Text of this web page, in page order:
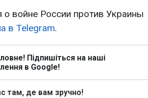
войне России против Украины
в Telegram.
Підпишіться на наші
в Google!
там, де вам зручно!